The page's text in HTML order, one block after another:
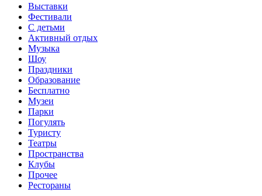
Выставки
Фестивали
С детьми
Активный отдых
Музыка
Шоу
Праздники
Образование
Бесплатно
Музеи
Парки
Погулять
Туристу
Театры
Пространства
Клубы
Прочее
Рестораны